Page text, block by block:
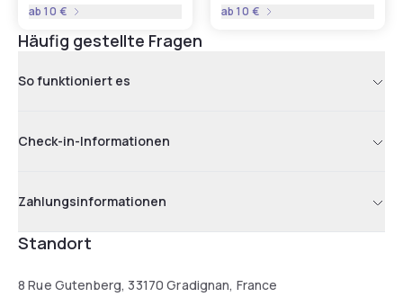
ab10 € ab10 €
Häufig gestellte Fragen
So funktioniert es
Check-in-Informationen
Zahlungsinformationen
Standort
8 Rue Gutenberg, 33170 Gradignan, France